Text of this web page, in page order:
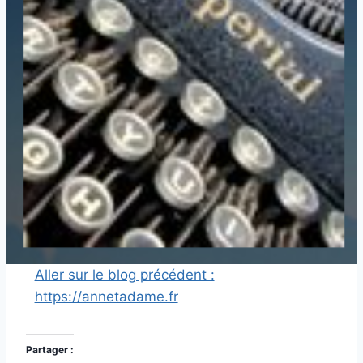
Aller sur le blog précédent :
https://annetadame.fr
Partager :